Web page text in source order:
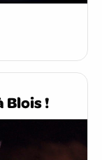
Blois !